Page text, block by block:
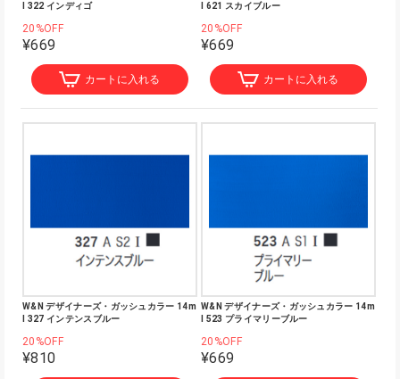
l 322 インディゴ
20%OFF
¥669
カートに入れる
l 621 スカイブルー
20%OFF
¥669
カートに入れる
W&N デザイナーズ・ガッシュカラー 14m
l 327 インテンスブルー
20%OFF
¥810
W&N デザイナーズ・ガッシュカラー 14m
l 523 プライマリーブルー
20%OFF
¥669